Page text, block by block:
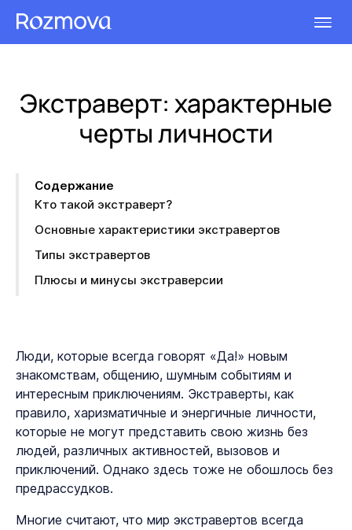
Экстраверт: характерные
черты личности
Содержание
Кто такой экстраверт?
Основные характеристики экстравертов
Типы экстравертов
Плюсы и минусы экстраверсии
Люди, которые всегда говорят «Да!» новым
знакомствам, общению, шумным событиям и
интересным приключениям. Экстраверты, как
правило, харизматичные и энергичные личности,
которые не могут представить свою жизнь без
людей, различных активностей, вызовов и
приключений. Однако здесь тоже не обошлось без
предрассудков.
Многие считают, что мир экстравертов всегда